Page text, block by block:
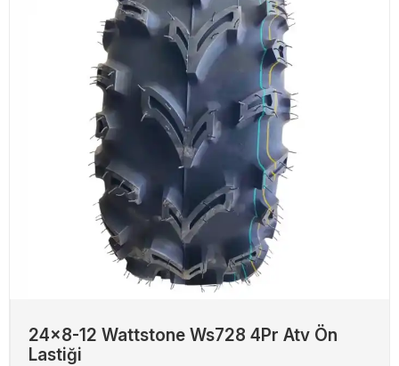
24x8-12 Wattstone Ws728 4Pr Atv Ön
Lastiği